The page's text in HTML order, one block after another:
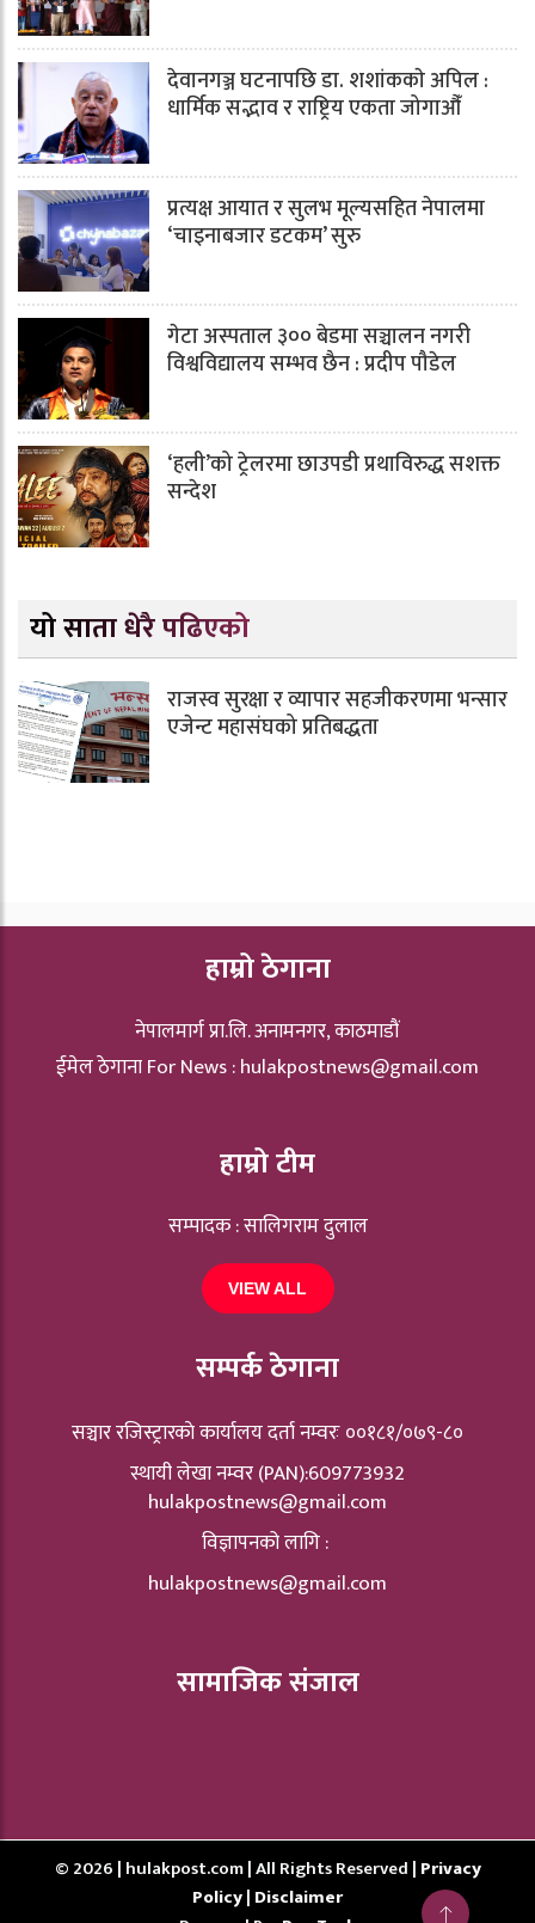
देवानगञ्ज घटनापछि डा. शशांककाे अपिल :
धार्मिक सद्भाव र राष्ट्रिय एकता जोगाऔँ
प्रत्यक्ष आयात र सुलभ मूल्यसहित नेपालमा
‘चाइनाबजार डटकम’ सुरु
गेटा अस्पताल ३०० बेडमा सञ्चालन नगरी
विश्वविद्यालय सम्भव छैन : प्रदीप पौडेल
‘हली’को ट्रेलरमा छाउपडी प्रथाविरुद्ध सशक्त
सन्देश
यो साता धेरै पढिएको
राजस्व सुरक्षा र व्यापार सहजीकरणमा भन्सार
एजेन्ट महासंघको प्रतिबद्धता
हाम्रो ठेगाना
नेपालमार्ग प्रा.लि. अनामनगर, काठमाडौं
ईमेल ठेगाना For News :hulakpostnews@gmail.com
हाम्रो टीम
सम्पादक : सालिगराम दुलाल
VIEW ALL
सम्पर्क ठेगाना
सञ्चार रजिस्ट्रारकाे कार्यालय दर्ता नम्वरः ००१८१/०७९-८०
स्थायी लेखा नम्वर (PAN):609773932
hulakpostnews@gmail.com
विज्ञापनको लागि :
hulakpostnews@gmail.com
सामाजिक संजाल
© 2026 | hulakpost.com | All Rights Reserved | Privacy
Policy| Disclaimer